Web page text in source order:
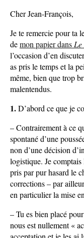
Cher Jean-François,
Je te remercie pour ta
demon papier dans
l’occasion d’en
as pris le temps et la
même, bien que trop
malentendus.
1.D’abord ce que je
– Contrairement à ce
spontané d’une
non d’une décision
logistique. Je comptais
pris par pur hasard le
corrections – par
en particulier la mise
– Tu es bien placé
nous est nullement «